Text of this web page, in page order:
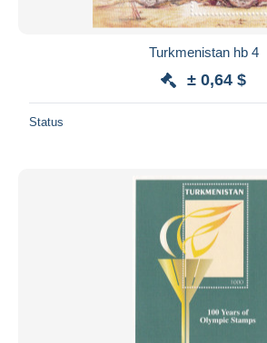
Turkmenistan hb 4
± 0,64 $
Status